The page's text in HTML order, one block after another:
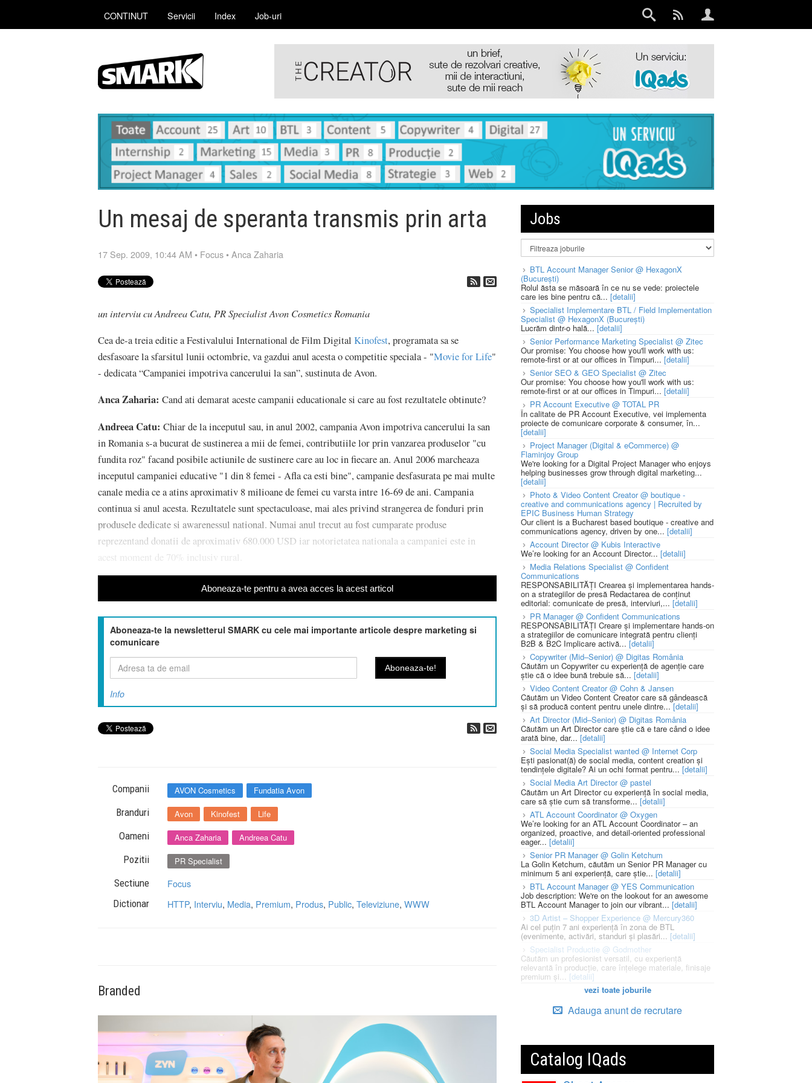
CONTINUT Servicii Index Job-uri
Un mesaj de speranta transmis prin arta
17 Sep. 2009, 10:44 AM • Focus •Anca Zaharia
un interviu cu Andreea Catu, PR Specialist Avon Cosmetics Romania
Cea de-a treia editie a Festivalului International de Film Digital Kinofest, programata sa se
desfasoare la sfarsitul lunii octombrie, va gazdui anul acesta o competitie speciala - "Movie for Life"
- dedicata “Campaniei impotriva cancerului la san”, sustinuta de Avon.
Anca Zaharia: Cand ati demarat aceste campanii educationale si care au fost rezultatele obtinute?
Andreea Catu: Chiar de la inceputul sau, in anul 2002, campania Avon impotriva cancerului la san
in Romania s-a bucurat de sustinerea a mii de femei, contributiile lor prin vanzarea produselor "cu
fundita roz" facand posibile actiunile de sustinere care au loc in fiecare an. Anul 2006 marcheaza
inceputul campaniei educative "1 din 8 femei - Afla ca esti bine", campanie desfasurata pe mai multe
canale media ce a atins aproximativ 8 milioane de femei cu varsta intre 16-69 de ani. Campania
continua si anul acesta. Rezultatele sunt spectaculoase, mai ales privind strangerea de fonduri prin
produsele dedicate si awarenessul national. Numai anul trecut au fost cumparate produse
reprezentand donatii de aproximativ 680.000 USD iar notorietatea nationala a campaniei este in
acest moment de 70% inclusiv rural.
Aboneaza-te pentru a avea acces la acest articol
Aboneaza-te la newsletterul SMARK cu cele mai importante articole despre marketing si
comunicare
Info
Companii AVON Cosmetics Fundatia Avon
Branduri Avon Kinofest Life
Oameni Anca Zaharia Andreea Catu
Pozitii PR Specialist
Sectiune Focus
Dictionar HTTP, Interviu, Media, Premium, Produs, Public, Televiziune, WWW
Branded
Jobs
BTL Account Manager Senior @ HexagonX
(București)
Rolul ăsta se măsoară în ce nu se vede: proiectele
care ies bine pentru că... [detalii]
Specialist Implementare BTL / Field Implementation
Specialist @ HexagonX (București)
Lucrăm dintr-o hală... [detalii]
Senior Performance Marketing Specialist @ Zitec
Our promise: You choose how you'll work with us:
remote-first or at our offices in Timpuri... [detalii]
Senior SEO & GEO Specialist @ Zitec
Our promise: You choose how you'll work with us:
remote-first or at our offices in Timpuri... [detalii]
PR Account Executive @ TOTAL PR
În calitate de PR Account Executive, vei implementa
proiecte de comunicare corporate & consumer, în...
[detalii]
Project Manager (Digital & eCommerce) @
Flaminjoy Group
We're looking for a Digital Project Manager who enjoys
helping businesses grow through digital marketing...
[detalii]
Photo & Video Content Creator @ boutique -
creative and communications agency | Recruited by
EPIC Business Human Strategy
Our client is a Bucharest based boutique - creative and
communications agency, driven by one... [detalii]
Account Director @ Kubis Interactive
We’re looking for an Account Director... [detalii]
Media Relations Specialist @ Confident
Communications
RESPONSABILITĂȚI Crearea și implementarea hands-
on a strategiilor de presă Redactarea de conținut
editorial: comunicate de presă, interviuri,... [detalii]
PR Manager @ Confident Communications
RESPONSABILITĂȚI Creare și implementare hands-on
a strategiilor de comunicare integrată pentru clienți
B2B & B2C Implicare activă... [detalii]
Copywriter (Mid–Senior) @ Digitas România
Căutăm un Copywriter cu experiență de agenție care
știe că o idee bună trebuie să... [detalii]
Video Content Creator @ Cohn & Jansen
Căutăm un Video Content Creator care să gândească
și să producă content pentru unele dintre... [detalii]
Art Director (Mid–Senior) @ Digitas România
Căutăm un Art Director care știe că e tare când o idee
arată bine, dar... [detalii]
Social Media Specialist wanted @ Internet Corp
Ești pasionat(ă) de social media, content creation și
tendințele digitale? Ai un ochi format pentru... [detalii]
Social Media Art Director @ pastel
Căutăm un Art Director cu experiență în social media,
care să știe cum să transforme... [detalii]
ATL Account Coordinator @ Oxygen
We’re looking for an ATL Account Coordinator – an
organized, proactive, and detail-oriented professional
eager... [detalii]
Senior PR Manager @ Golin Ketchum
La Golin Ketchum, căutăm un Senior PR Manager cu
minimum 5 ani experiență, care știe... [detalii]
BTL Account Manager @ YES Communication
Job description: We're on the lookout for an awesome
BTL Account Manager to join our vibrant... [detalii]
3D Artist – Shopper Experience @ Mercury360
Ai cel puțin 7 ani experiență în zona de BTL
(evenimente, activări, standuri și plasări... [detalii]
Specialist Productie @ Godmother
Căutăm un profesionist versatil, cu experiență
relevantă în producție, care înțelege materiale, finisaje
premium și... [detalii]
vezi toate joburile
Adauga anunt de recrutare
Catalog IQads